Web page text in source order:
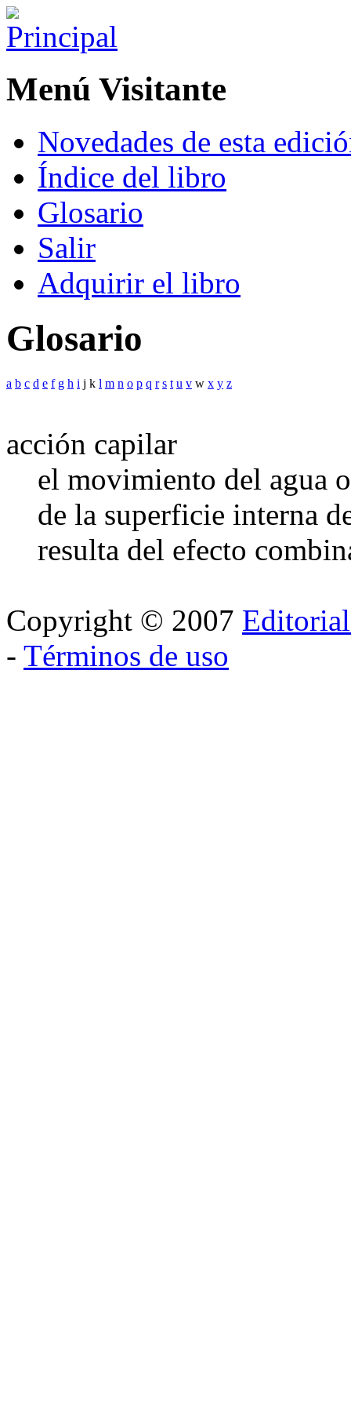
Menú Visitante
Novedades de esta
Índice del libro
Glosario
Salir
Adquirir el libro
Glosario
a b c d e f g h i j k l m n o p q r s t u v w x y z
acción capilar
el movimiento del agua
de la superficie interna
resulta del efecto
Copyright © 2007
- Términos de uso